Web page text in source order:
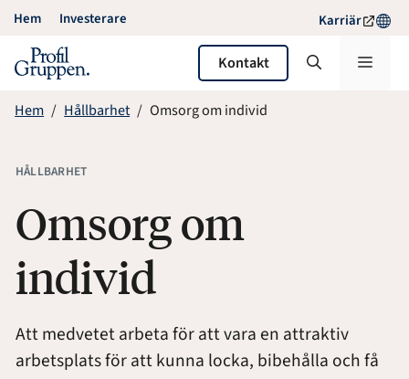
Hoppa
innehåll
Hem Investerare Karriär
Kontakt Meny
Hem Hållbarhet Omsorg om individ
HÅLLBARHET
Omsorg om
individ
Att medvetet arbeta för att vara en attraktiv
arbetsplats för att kunna locka, bibehålla och få